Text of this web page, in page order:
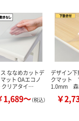
数量
カ
ななめカットデ
ット OAエコノ
クリアタイ…
1,689～（税込）
デザイン
クマット
1.0mm 森
￥